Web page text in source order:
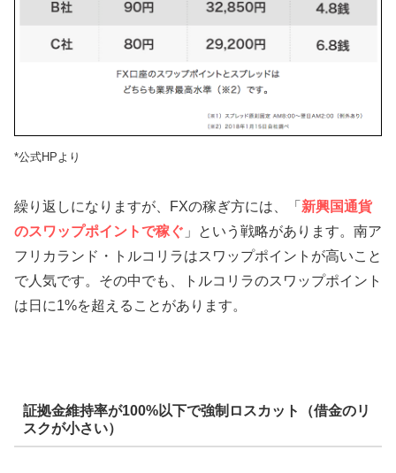
*公式HPより
繰り返しになりますが、FXの稼ぎ方には、「 新興国通貨
のスワップポイントで稼ぐ 」という戦略があります。南ア
フリカランド・トルコリラはスワップポイントが高いこと
で人気です。その中でも、トルコリラのスワップポイント
は日に1%を超えることがあります。
証拠金維持率が100%以下で強制ロスカット（借金のリ
スクが小さい）